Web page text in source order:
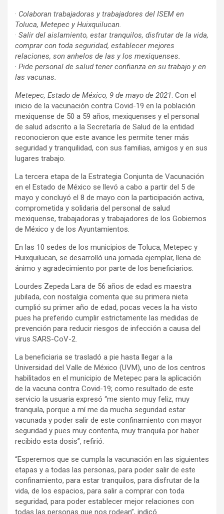
· Colaboran trabajadoras y trabajadores del ISEM en
Toluca, Metepec y Huixquilucan.
· Salir del aislamiento, estar tranquilos, disfrutar de la vida,
comprar con toda seguridad, establecer mejores
relaciones, son anhelos de las y los mexiquenses.
· Pide personal de salud tener confianza en su trabajo y en
las vacunas.
Metepec, Estado de México, 9 de mayo de 2021. Con el
inicio de la vacunación contra Covid-19 en la población
mexiquense de 50 a 59 años, mexiquenses y el personal
de salud adscrito a la Secretaría de Salud de la entidad
reconocieron que este avance les permite tener más
seguridad y tranquilidad, con sus familias, amigos y en sus
lugares trabajo.
La tercera etapa de la Estrategia Conjunta de Vacunación
en el Estado de México se llevó a cabo a partir del 5 de
mayo y concluyó el 8 de mayo con la participación activa,
comprometida y solidaria del personal de salud
mexiquense, trabajadoras y trabajadores de los Gobiernos
de México y de los Ayuntamientos.
En las 10 sedes de los municipios de Toluca, Metepec y
Huixquilucan, se desarrolló una jornada ejemplar, llena de
ánimo y agradecimiento por parte de los beneficiarios.
Lourdes Zepeda Lara de 56 años de edad es maestra
jubilada, con nostalgia comenta que su primera nieta
cumplió su primer año de edad, pocas veces la ha visto
pues ha preferido cumplir estrictamente las medidas de
prevención para reducir riesgos de infección a causa del
virus SARS-CoV-2.
La beneficiaria se trasladó a pie hasta llegar a la
Universidad del Valle de México (UVM), uno de los centros
habilitados en el municipio de Metepec para la aplicación
de la vacuna contra Covid-19; como resultado de este
servicio la usuaria expresó “me siento muy feliz, muy
tranquila, porque a mí me da mucha seguridad estar
vacunada y poder salir de este confinamiento con mayor
seguridad y pues muy contenta, muy tranquila por haber
recibido esta dosis”, refirió.
“Esperemos que se cumpla la vacunación en las siguientes
etapas y a todas las personas, para poder salir de este
confinamiento, para estar tranquilos, para disfrutar de la
vida, de los espacios, para salir a comprar con toda
seguridad, para poder establecer mejor relaciones con